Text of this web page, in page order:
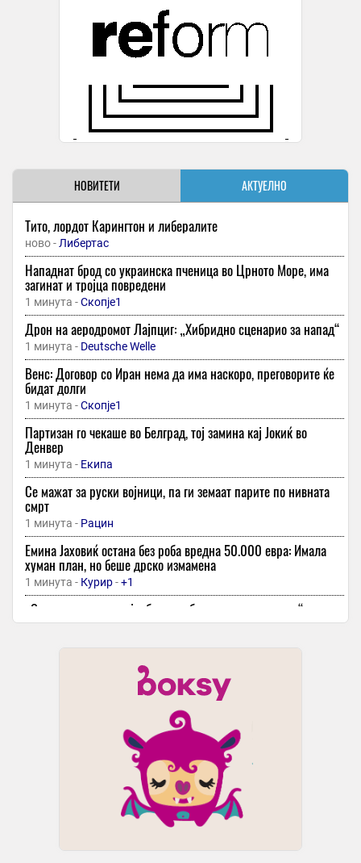
НОВИТЕТИ АКТУЕЛНО
Тито, лордот Карингтон и либералите
ново - Либертас
Нападнат брод со украинска пченица во Црното Море, има
загинат и тројца повредени
1 минута -Скопје1
Дрон на аеродромот Лајпциг: „Хибридно сценарио за напад“
1 минута - Deutsche Welle
Венс: Договор со Иран нема да има наскоро, преговорите ќе
бидат долги
1 минута -Скопје1
Партизан го чекаше во Белград, тој замина кај Јокиќ во
Денвер
1 минута - Екипа
Се мажат за руски војници, па ги земаат парите по нивната
смрт
1 минута - Рацин
Емина Јаховиќ остана без роба вредна 50.000 евра: Имала
хуман план, но беше дрско измамена
1 минута - Курир-+1
„Срцевиот удар е најдобрата работа што ми се случи“ –
Антонио Бандерас откри дека блиската средба со смртта го
Индустриските производствени цени во еврозоната паднаа,
енергијата и натаму значително поскапа од лани
Берлинскиот финтек стартап Мос стана новиот германски
Иновативност
Русија: Масовен напад со дронови врз Јарославската област,
можна цел нафтената рафинерија